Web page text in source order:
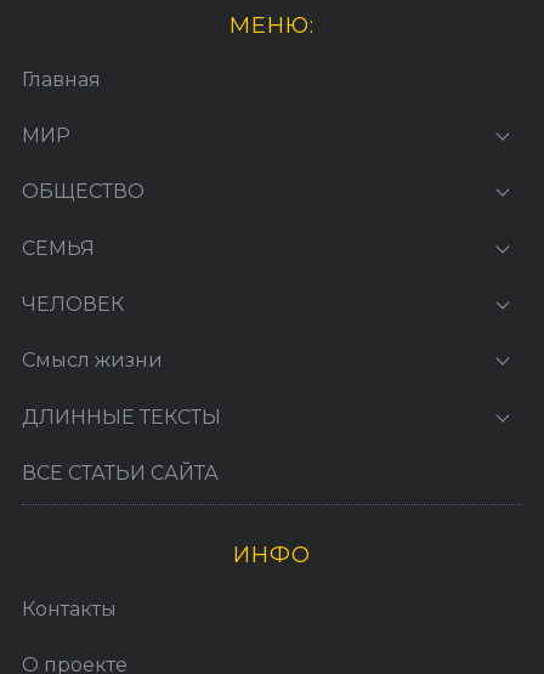
МЕНЮ:
Главная
МИР
ОБЩЕСТВО
СЕМЬЯ
ЧЕЛОВЕК
Смысл жизни
ДЛИННЫЕ ТЕКСТЫ
ВСЕ СТАТЬИ САЙТА
ИНФО
Контакты
О проекте